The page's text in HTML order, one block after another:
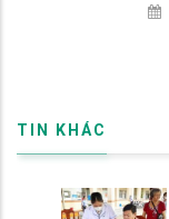
TIN KHÁC